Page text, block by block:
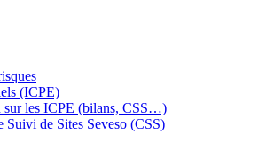
(ICPE)
sur les ICPE (bilans, CSS…)
Suivi de Sites Seveso (CSS)